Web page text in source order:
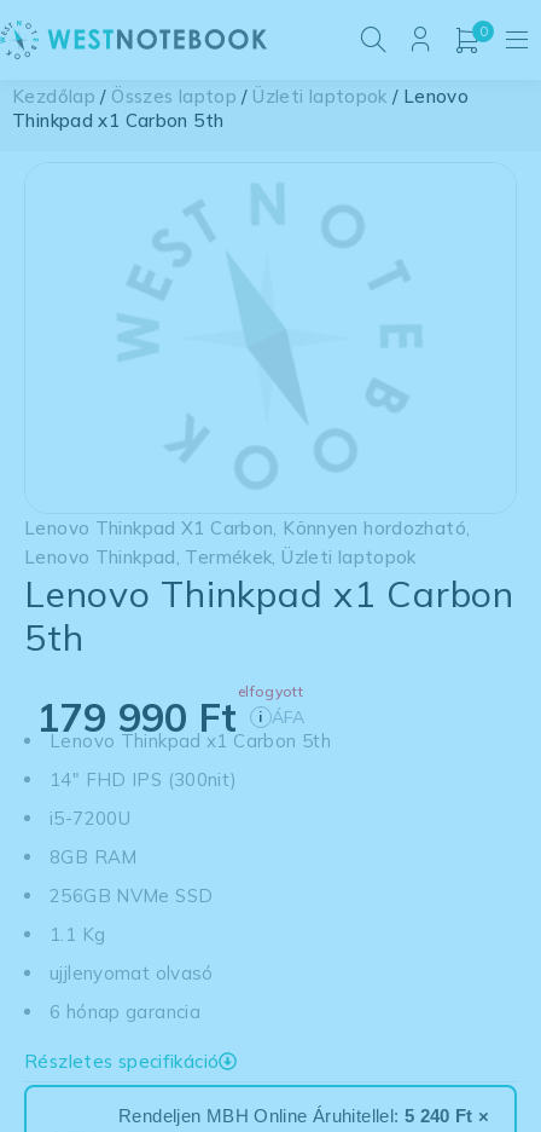
0
Kezdőlap / Összes laptop / Üzleti laptopok / Lenovo
Thinkpad x1 Carbon 5th
Lenovo Thinkpad X1 Carbon Könnyen hordozható
Lenovo Thinkpad Termékek Üzleti laptopok
Lenovo Thinkpad x1 Carbon
5th
elfogyott
179 990 Ft i ÁFA
Lenovo Thinkpad x1 Carbon 5th
14" FHD IPS (300nit)
i5-7200U
8GB RAM
256GB NVMe SSD
1.1 Kg
ujjlenyomat olvasó
6 hónap garancia
Részletes specifikáció
Rendeljen MBH Online Áruhitellel: 5 240 Ft ×